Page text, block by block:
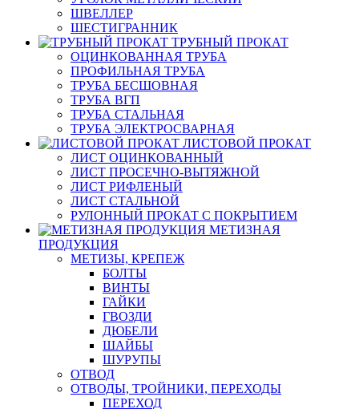
ШВЕЛЛЕР
ШЕСТИГРАННИК
ТРУБНЫЙ ПРОКАТ
ОЦИНКОВАННАЯ ТРУБА
ПРОФИЛЬНАЯ ТРУБА
ТРУБА БЕСШОВНАЯ
ТРУБА ВГП
ТРУБА СТАЛЬНАЯ
ТРУБА ЭЛЕКТРОСВАРНАЯ
ЛИСТОВОЙ ПРОКАТ
ЛИСТ ОЦИНКОВАННЫЙ
ЛИСТ ПРОСЕЧНО-ВЫТЯЖНОЙ
ЛИСТ РИФЛЕНЫЙ
ЛИСТ СТАЛЬНОЙ
РУЛОННЫЙ ПРОКАТ С ПОКРЫТИЕМ
МЕТИЗНАЯ
ПРОДУКЦИЯ
МЕТИЗЫ, КРЕПЕЖ
БОЛТЫ
ВИНТЫ
ГАЙКИ
ГВОЗДИ
ДЮБЕЛИ
ШАЙБЫ
ШУРУПЫ
ОТВОД
ОТВОДЫ, ТРОЙНИКИ, ПЕРЕХОДЫ
ПЕРЕХОД